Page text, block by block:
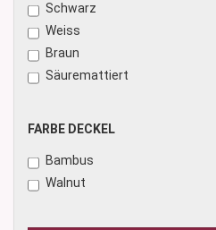
Schwarz
Weiss
Braun
Säuremattiert
FARBE
FARBE DECKEL
Bambus
Walnut